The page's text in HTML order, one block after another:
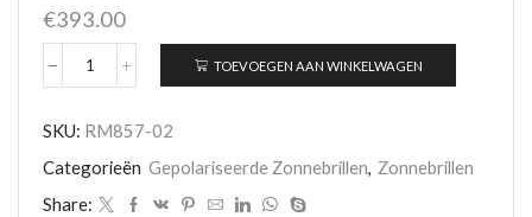
€393.00
Maui
KUKUI
RM857-
02
aantal
TOEVOEGEN AAN WINKELWAGEN
SKU: RM857-02
Categorieën Gepolariseerde Zonnebrillen, Zonnebrillen
Share: